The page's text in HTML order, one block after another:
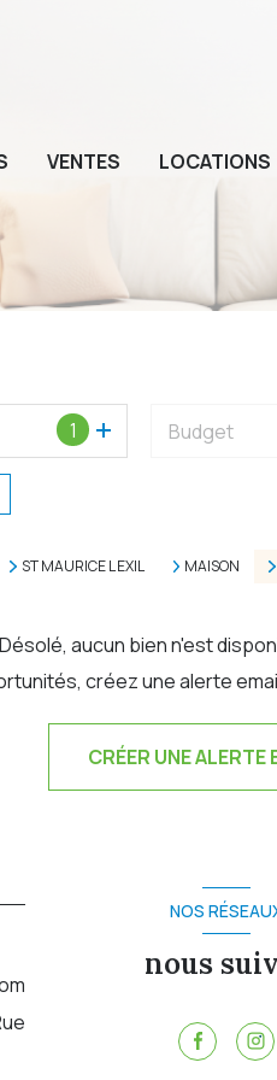
VENTES LOCATIONS
GESTION
1 Budget
ST MAURICE L EXIL MAISON
Désolé, aucun bien n'est
créez une alerte
CRÉER UNE ALERTE
NOS
nous